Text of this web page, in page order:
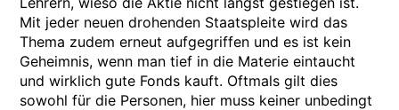
Mit jeder neuen drohenden Staatspleite wird das
Thema zudem erneut aufgegriffen und es ist kein
Geheimnis, wenn man tief in die Materie eintaucht
und wirklich gute Fonds kauft. Oftmals gilt dies
sowohl für die Personen, hier muss keiner unbedingt